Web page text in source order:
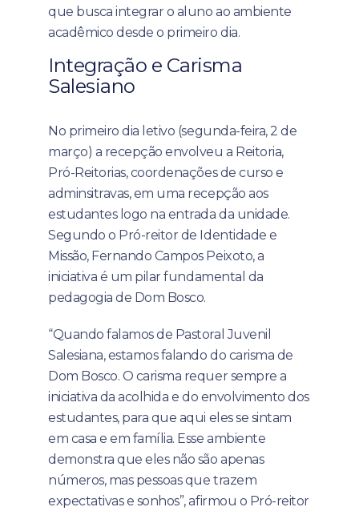
que busca integrar o aluno ao ambiente
acadêmico desde o primeiro dia.
Integração e Carisma
Salesiano
No primeiro dia letivo (segunda-feira, 2 de
março) a recepção envolveu a Reitoria,
Pró-Reitorias, coordenações de curso e
adminsitravas, em uma recepção aos
estudantes logo na entrada da unidade.
Segundo o Pró-reitor de Identidade e
Missão, Fernando Campos Peixoto, a
iniciativa é um pilar fundamental da
pedagogia de Dom Bosco.
“Quando falamos de Pastoral Juvenil
Salesiana, estamos falando do carisma de
Dom Bosco. O carisma requer sempre a
iniciativa da acolhida e do envolvimento dos
estudantes, para que aqui eles se sintam
em casa e em família. Esse ambiente
demonstra que eles não são apenas
números, mas pessoas que trazem
expectativas e sonhos”, afirmou o Pró-reitor